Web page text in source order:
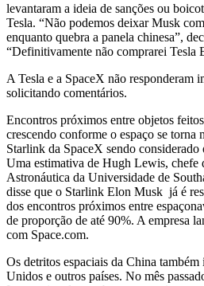
levantaram a ideia de sanções ou
Tesla. “Não podemos deixar Musk
enquanto quebra a panela chinesa”,
“Definitivamente não comprarei Tesla
A Tesla e a SpaceX não responderam
solicitando comentários.
Encontros próximos entre objetos
crescendo conforme o espaço se torna
Starlink da SpaceX sendo
Uma estimativa de Hugh Lewis, chefe
Astronáutica da Universidade de
disse que o Starlink Elon Musk já é
dos encontros próximos entre
de proporção de até 90%. A empresa
com Space.com.
Os detritos espaciais da China
Unidos e outros países. No mês